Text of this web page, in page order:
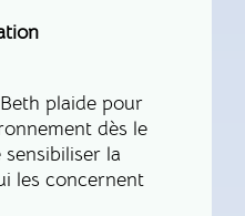
plaide pour
dès le
la
les concernent